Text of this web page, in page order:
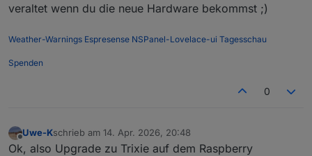
veraltet wenn du die neue Hardware bekommst ;)
Weather-Warnings Espresense NSPanel-Lovelace-ui Tagesschau
Spenden
0
Offline
Uwe-Kschrieb am 14. Apr. 2026, 20:48
zuletzt editiert von
Ok, also Upgrade zu Trixie auf dem Raspberry